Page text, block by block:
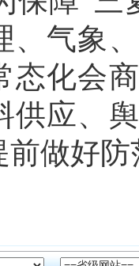
、气象
态化会
供应、
做好